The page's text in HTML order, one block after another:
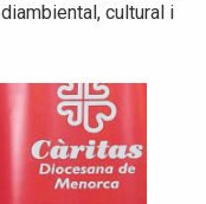
cultural i